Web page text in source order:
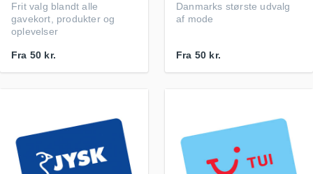
Frit valg blandt alle
gavekort, produkter og
oplevelser
Fra 50 kr.
Danmarks største udvalg
af mode
Fra 50 kr.